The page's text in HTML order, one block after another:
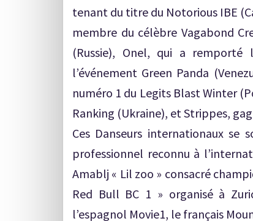
tenant du titre du Notorious IBE
membre du célèbre Vagabond
(Russie), Onel, qui a remporté
l’événement Green Panda
numéro 1 du Legits Blast Winter
Ranking (Ukraine), et Strippes,
Ces Danseurs internationaux se
professionnel reconnu à
Amablj « Lil zoo » consacré
Red Bull BC 1 » organisé à
l’espagnol Movie1, le français